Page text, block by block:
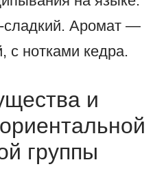
сладкий. Аромат —
с нотками кедра.
и
группы